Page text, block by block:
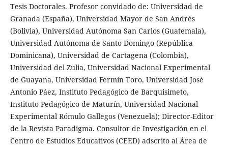
Tesis Doctorales. Profesor convidado de: Universidad de
Granada (España), Universidad Mayor de San Andrés
(Bolivia), Universidad Autónoma San Carlos (Guatemala),
Universidad Autónoma de Santo Domingo (República
Dominicana), Universidad de Cartagena (Colombia),
Universidad del Zulia, Universidad Nacional Experimental
de Guayana, Universidad Fermín Toro, Universidad José
Antonio Páez, Instituto Pedagógico de Barquisimeto,
Instituto Pedagógico de Maturín, Universidad Nacional
Experimental Rómulo Gallegos (Venezuela); Director-Editor
de la Revista Paradigma. Consultor de Investigación en el
Centro de Estudios Educativos (CEED) adscrito al Área de